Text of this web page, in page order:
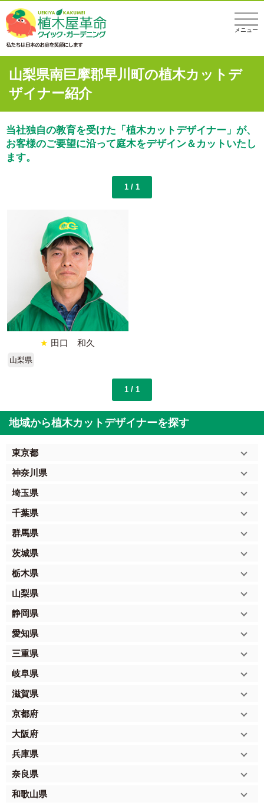
メニュー
山梨県南巨摩郡早川町の植木カットデ
ザイナー紹介
当社独自の教育を受けた「植木カットデザイナー」が、
お客様のご要望に沿って庭木をデザイン＆カットいたし
ます。
1 / 1
★ 田口 和久
山梨県
1 / 1
地域から植木カットデザイナーを探す
東京都
神奈川県
埼玉県
千葉県
群馬県
茨城県
栃木県
山梨県
静岡県
愛知県
三重県
岐阜県
滋賀県
京都府
大阪府
兵庫県
奈良県
和歌山県